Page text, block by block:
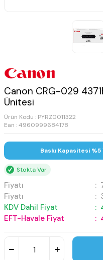
Canon CRG-029
Ünitesi
Ürün Kodu : PYRZ0011322
Ean : 4960999684178
Baskı Kapasitesi
Stokta Var
Fiyatı :
Fiyatı
:
KDV Dahil Fiyat
:
EFT-Havale Fiyat
: